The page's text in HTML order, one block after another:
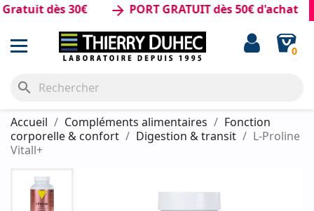
dès 30€ PORT GRATUIT dès 50€ d'achat
0
search
Accueil Compléments alimentaires
Fonction
corporelle & confort
Digestion & transit
L-Proline
Vitall+